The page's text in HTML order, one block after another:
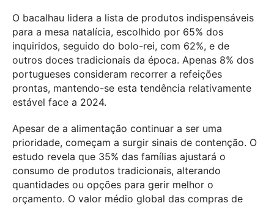
O bacalhau lidera a lista de produtos indispensáveis
para a mesa natalícia, escolhido por 65% dos
inquiridos, seguido do bolo-rei, com 62%, e de
outros doces tradicionais da época. Apenas 8% dos
portugueses consideram recorrer a refeições
prontas, mantendo-se esta tendência relativamente
estável face a 2024.
Apesar de a alimentação continuar a ser uma
prioridade, começam a surgir sinais de contenção. O
estudo revela que 35% das famílias ajustará o
consumo de produtos tradicionais, alterando
quantidades ou opções para gerir melhor o
orçamento. O valor médio global das compras de